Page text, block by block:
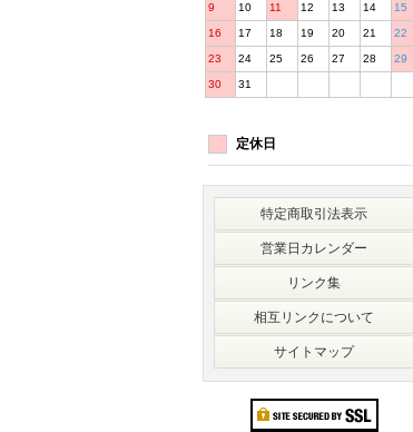
9 10 11 12 13 14 15
16 17 18 19 20 21 22
23 24 25 26 27 28 29
30 31
定休日
特定商取引法表示
営業日カレンダー
リンク集
相互リンクについて
サイトマップ